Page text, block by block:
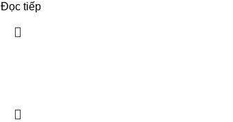
Đọc tiếp